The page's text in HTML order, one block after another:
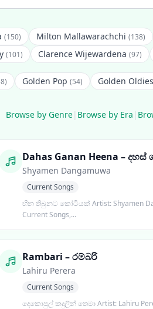
(150) Milton Mallawarachchi (138)
(101) Clarence Wijewardena (97)
Golden Pop (54) Golden Oldies
Browse by Genre| Browse by Era |
Shyamen Dangamuwa
Current Songs
හීන තිබුනට කෝටියක් Artist: Shyamen DangamuwaGenre:
Current Songs,...
Rambari – රම්බරි
Lahiru Perera
Current Songs
දෙකොපුල් කදුලින් තෙමා Artist: Lahiru PereraGenre: